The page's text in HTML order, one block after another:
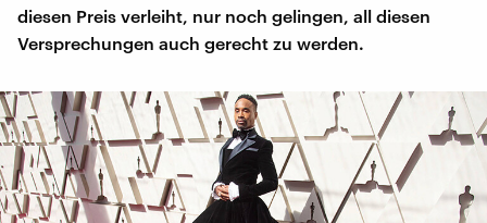
diesen Preis verleiht, nur noch gelingen, all diesen
Versprechungen auch gerecht zu werden.